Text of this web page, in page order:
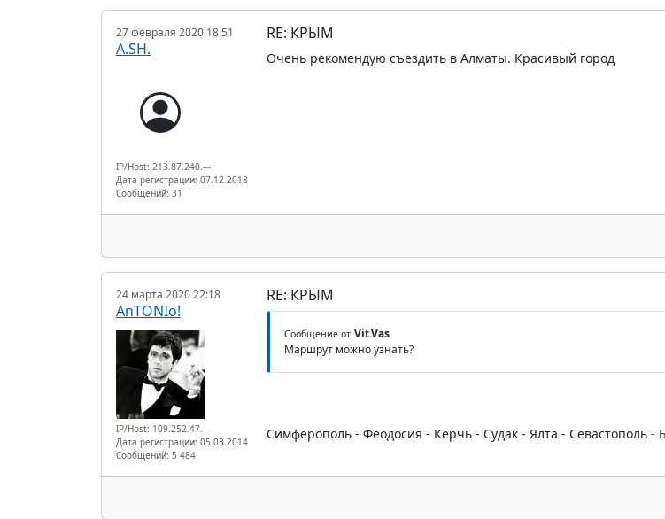
27 февраля 2020 18:51
A.SH.
IP/Host: 213.87.240.---
Дата регистрации: 07.12.2018
Сообщений: 31
RE: КРЫМ
Очень рекомендую съездить в Алматы. Красивый город
24 марта 2020 22:18
AnTONIo!
IP/Host: 109.252.47.---
Дата регистрации: 05.03.2014
Сообщений: 5 484
RE: КРЫМ
Сообщение от Vit.Vas
Маршрут можно узнать?
Симферополь - Феодосия - Керчь - Судак - Ялта - Севастополь -